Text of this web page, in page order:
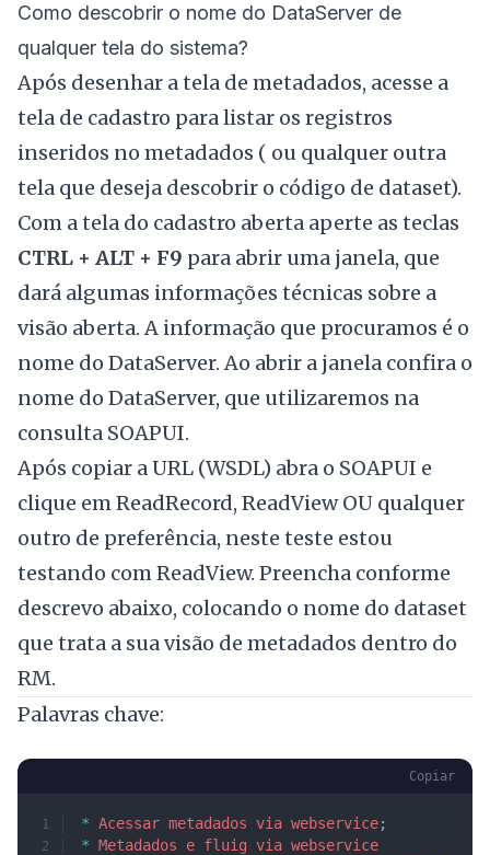
Como descobrir o nome do DataServer de
qualquer tela do sistema?
Após desenhar a tela de metadados, acesse a
tela de cadastro para listar os registros
inseridos no metadados ( ou qualquer outra
tela que deseja descobrir o código de dataset).
Com a tela do cadastro aberta aperte as teclas
CTRL + ALT + F9 para abrir uma janela, que
dará algumas informações técnicas sobre a
visão aberta. A informação que procuramos é o
nome do DataServer. Ao abrir a janela confira o
nome do DataServer, que utilizaremos na
consulta SOAPUI.
Após copiar a URL (WSDL) abra o SOAPUI e
clique em ReadRecord, ReadView OU qualquer
outro de preferência, neste teste estou
testando com ReadView. Preencha conforme
descrevo abaixo, colocando o nome do dataset
que trata a sua visão de metadados dentro do
RM.
Palavras chave:
Copiar
* Acessar metadados via webservice;
* Metadados e fluig via webservice